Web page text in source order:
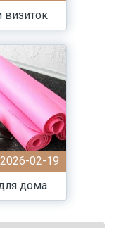
2026-02-19
дома